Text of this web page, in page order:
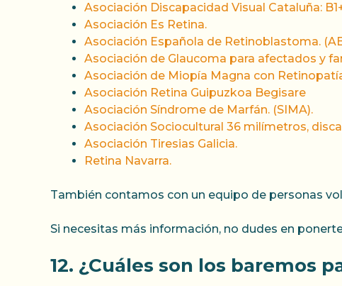
Asociación Discapacidad Visual Cataluña:
Asociación Es Retina.
Asociación Española de Retinoblastoma.
Asociación de Glaucoma para afectados y
Asociación de Miopía Magna con
Asociación Retina Guipuzkoa Begisare
Asociación Síndrome de Marfán. (SIMA).
Asociación Sociocultural 36 milímetros,
Asociación Tiresias Galicia.
Retina Navarra.
También contamos con un equipo de personas
Si necesitas más información, no dudes en
12. ¿Cuáles son los baremos